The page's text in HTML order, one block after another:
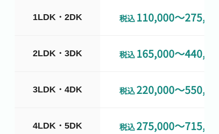
1LDK・2DK 税込110,000〜
2LDK・3DK 税込165,000〜
3LDK・4DK 税込220,000〜
4LDK・5DK 税込275,000〜